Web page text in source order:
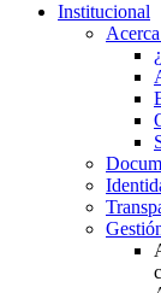
Institucional